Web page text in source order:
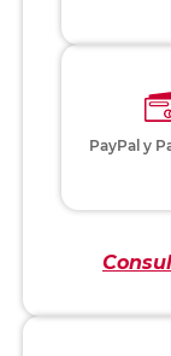
PayPal y